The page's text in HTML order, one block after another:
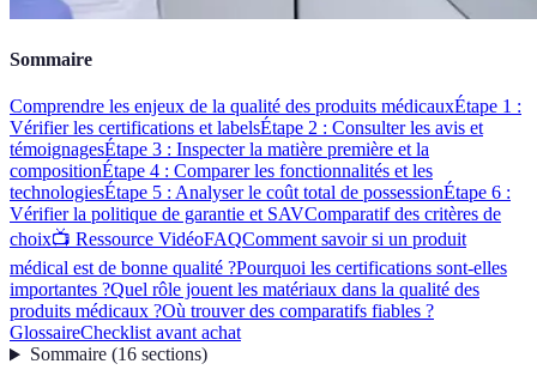
Sommaire
Comprendre les enjeux de la qualité des produits médicauxÉtape 1 :
Vérifier les certifications et labelsÉtape 2 : Consulter les avis et
témoignagesÉtape 3 : Inspecter la matière première et la
compositionÉtape 4 : Comparer les fonctionnalités et les
technologiesÉtape 5 : Analyser le coût total de possessionÉtape 6 :
Vérifier la politique de garantie et SAVComparatif des critères de
choix📺 Ressource VidéoFAQComment savoir si un produit
médical est de bonne qualité ?Pourquoi les certifications sont-elles
importantes ?Quel rôle jouent les matériaux dans la qualité des
produits médicaux ?Où trouver des comparatifs fiables ?
GlossaireChecklist avant achat
Sommaire(16 sections)